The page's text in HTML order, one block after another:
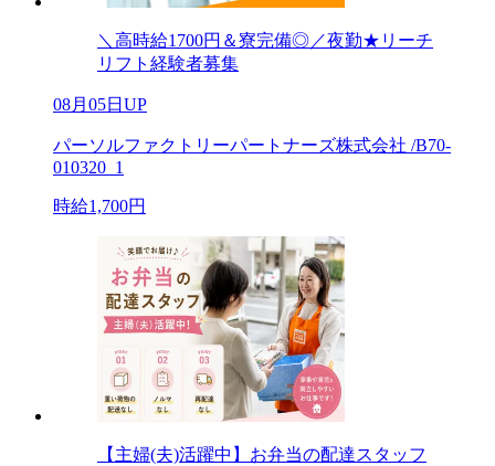
＼高時給1700円＆寮完備◎／夜勤★リーチ
リフト経験者募集
08月05日UP
パーソルファクトリーパートナーズ株式会社 /B70-
010320_1
時給1,700円
【主婦(夫)活躍中】お弁当の配達スタッフ